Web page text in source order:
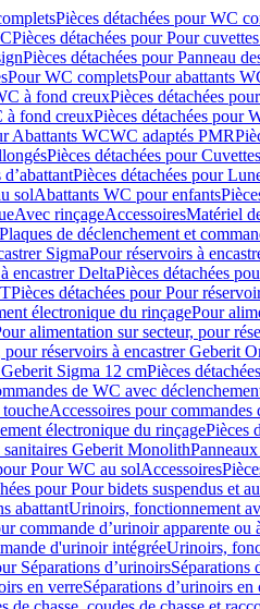
Pièces détachées pour WC
Pièces détachées pour Pour
Pièces détachées pour Panneau
Pour WC completsPour abattants
à fond creuxPièces détachées
à fond creuxPièces détachées pour
Abattants WCWC adaptés PMR
Pièces détachées pour
Pièces détachées pour
solAbattants WC pour enfants
Avec rinçageAccessoiresMatériel
Plaques de déclenchement et
SigmaPour réservoirs à
encastrer DeltaPièces détachées
Pièces détachées pour Pour
électronique du rinçagePour
alimentation sur secteur, pour
réservoirs à encastrer Geberit
Sigma 12 cmPièces
de WC avec
Accessoires pour commandes
électronique du rinçagePièces
sanitaires Geberit Monolith
Pour WC au solAccessoires
pour Pour bidets suspendus et
abattantUrinoirs, fonctionnement
commande d’urinoir apparente ou
d'urinoir intégréeUrinoirs,
Séparations d’urinoirsSéparations
en verreSéparations d’urinoirs